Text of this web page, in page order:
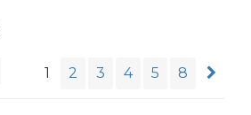
1 2 3 4 5 8